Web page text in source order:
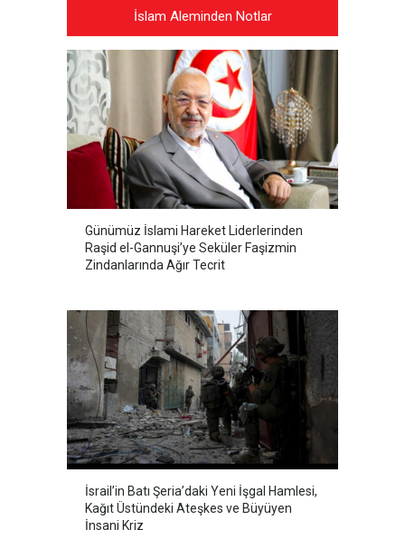
İslam Aleminden Notlar
Günümüz İslami Hareket Liderlerinden
Raşid el-Gannuşi’ye Seküler Faşizmin
Zindanlarında Ağır Tecrit
İsrail’in Batı Şeria’daki Yeni İşgal Hamlesi,
Kağıt Üstündeki Ateşkes ve Büyüyen
İnsani Kriz